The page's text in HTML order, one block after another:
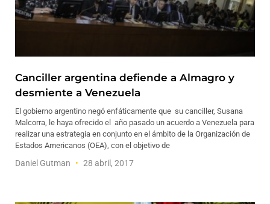
Canciller argentina defiende a Almagro y
desmiente a Venezuela
El gobierno argentino negó enfáticamente que su canciller, Susana
Malcorra, le haya ofrecido el año pasado un acuerdo a Venezuela para
realizar una estrategia en conjunto en el ámbito de la Organización de
Estados Americanos (OEA), con el objetivo de
Daniel Gutman 28 abril, 2017